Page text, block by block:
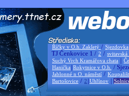
Říčky v O.h. Zakletý / Sjezdovka
TJ Čenkovice 1 / 2 / svitavská
Suchý Vrch Kramářova chata |
Hanička |Rokytnice v O.h. /
Jablonné n O. náměstí /
Bartošovice / 2 |Uhřínov |